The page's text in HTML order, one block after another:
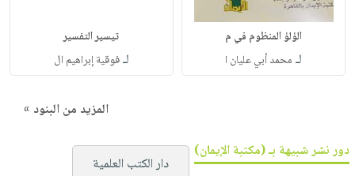
الؤلؤ المنظوم في م
لـ محمد أبي عليان ا
تيسير التفسير
لـفوقية إبراهيم ال
المزيد من البنود »
دور نشر شبيهة بـ (مكتبة الإيمان)
دار الكتب العلمية